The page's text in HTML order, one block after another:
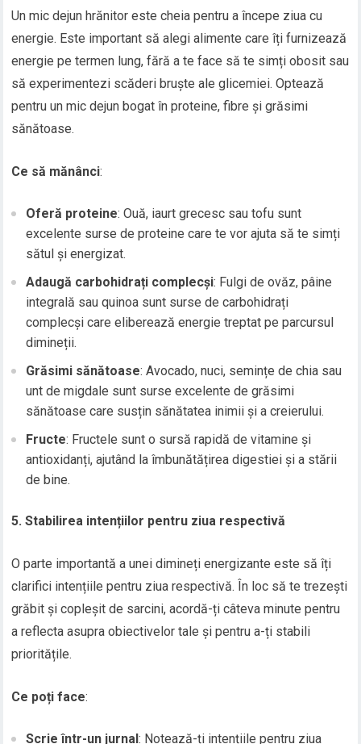
Un mic dejun hrănitor este cheia pentru a începe ziua cu
energie. Este important să alegi alimente care îți furnizează
energie pe termen lung, fără a te face să te simți obosit sau
să experimentezi scăderi bruște ale glicemiei. Optează
pentru un mic dejun bogat în proteine, fibre și grăsimi
sănătoase.
Ce să mănânci:
Oferă proteine: Ouă, iaurt grecesc sau tofu sunt
excelente surse de proteine care te vor ajuta să te simți
sătul și energizat.
Adaugă carbohidrați complecși: Fulgi de ovăz, pâine
integrală sau quinoa sunt surse de carbohidrați
complecși care eliberează energie treptat pe parcursul
dimineții.
Grăsimi sănătoase: Avocado, nuci, semințe de chia sau
unt de migdale sunt surse excelente de grăsimi
sănătoase care susțin sănătatea inimii și a creierului.
Fructe: Fructele sunt o sursă rapidă de vitamine și
antioxidanți, ajutând la îmbunătățirea digestiei și a stării
de bine.
5. Stabilirea intențiilor pentru ziua respectivă
O parte importantă a unei dimineți energizante este să îți
clarifici intențiile pentru ziua respectivă. În loc să te trezești
grăbit și copleșit de sarcini, acordă-ți câteva minute pentru
a reflecta asupra obiectivelor tale și pentru a-ți stabili
prioritățile.
Ce poți face:
Scrie într-un jurnal: Notează-ți intențiile pentru ziua